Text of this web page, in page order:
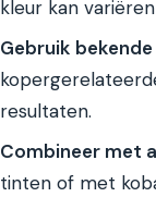
kleur kan
Gebruik
resultaten.
Combineer met
tinten of met